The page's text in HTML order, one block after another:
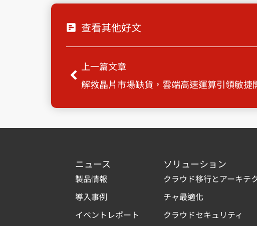
查看其他好文
Prev
上一篇文章
解救晶片市場缺貨，雲端高速運算引領敏捷
ニュース
製品情報
導入事例
イベントレポート
ソリューション
クラウド移行とアーキテ
チャ最適化
クラウドセキュリティ